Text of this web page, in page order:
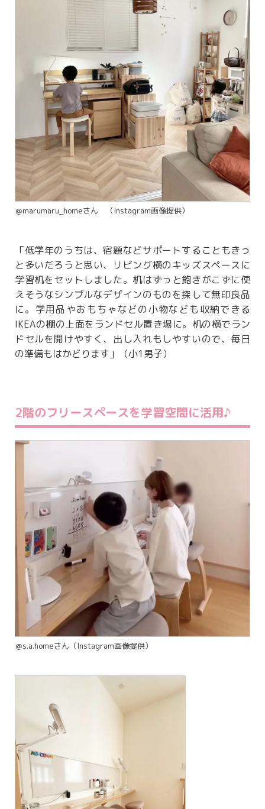
＠marumaru_homeさん （Instagram画像提供）
「低学年のうちは、宿題などサポートすることもきっ
と多いだろうと思い、リビング横のキッズスペースに
学習机をセットしました。机はずっと飽きがこずに使
えそうなシンプルなデザインのものを探して無印良品
に。学用品やおもちゃなどの小物なども収納できる
IKEAの棚の上面をランドセル置き場に。机の横でラン
ドセルを開けやすく、出し入れもしやすいので、毎日
の準備もはかどります」（小1男子）
2階のフリースペースを学習空間に活用♪
＠s.a.homeさん（Instagram画像提供）